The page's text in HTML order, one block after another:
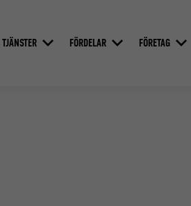
TJÄNSTER FÖRDELAR FÖRETAG